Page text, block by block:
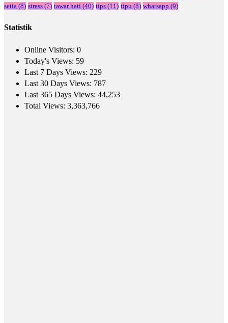
setia (8) stress (7) tawar hati (40) tips (11) tipu (8) whatsapp (9)
Statistik
Online Visitors: 0
Today's Views: 59
Last 7 Days Views: 229
Last 30 Days Views: 787
Last 365 Days Views: 44,253
Total Views: 3,363,766